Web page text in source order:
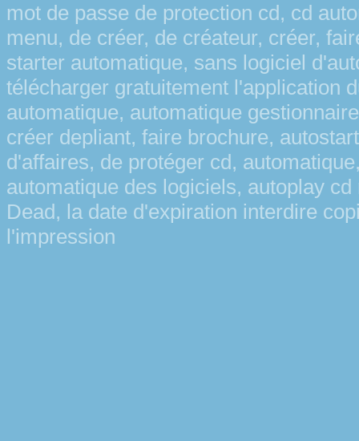
mot de passe de protection cd, cd
menu, de créer, de créateur, créer,
starter automatique, sans logiciel
télécharger gratuitement l'application
automatique, automatique
créer depliant, faire brochure,
d'affaires, de protéger cd,
automatique des logiciels, autoplay
Dead, la date d'expiration interdire
l'impression